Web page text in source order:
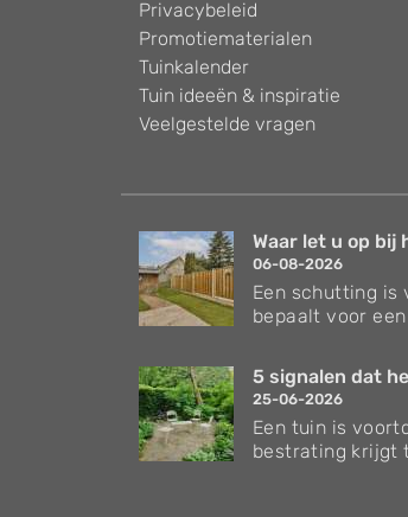
Privacybeleid
Promotiematerialen
Tuinkalender
Tuin ideeën & inspiratie
Veelgestelde vragen
Waar let u op bij
06-08-2026
Een schutting is
bepaalt voor
5 signalen dat
25-06-2026
Een tuin is
bestrating krijgt